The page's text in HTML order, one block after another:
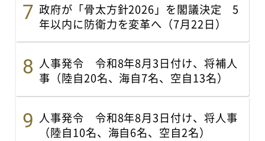
政府が「骨太方針2026」を閣議決定 5
年以内に防衛力を変革へ（7月22日）
人事発令 令和8年8月3日付け、将補人
事（陸自20名、海自7名、空自13名）
人事発令 令和8年8月3日付け、将人事
（陸自10名、海自6名、空自2名）